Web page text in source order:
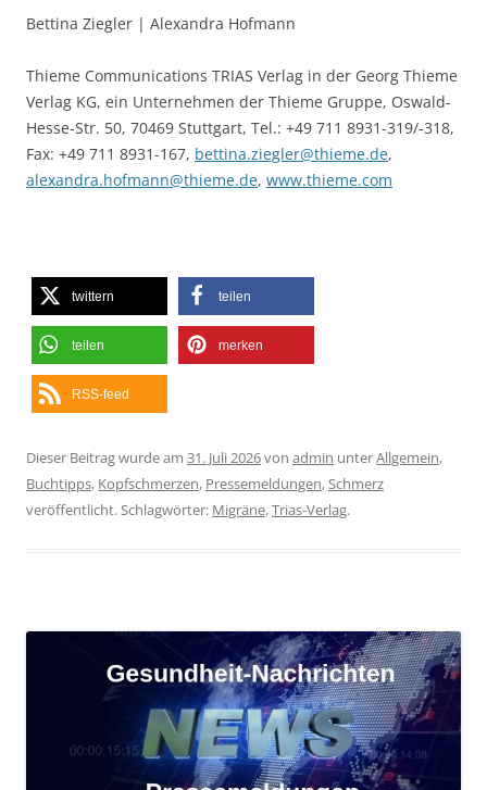
Bettina Ziegler | Alexandra Hofmann
Thieme Communications TRIAS Verlag in der Georg Thieme
Verlag KG, ein Unternehmen der Thieme Gruppe, Oswald-
Hesse-Str. 50, 70469 Stuttgart, Tel.: +49 711 8931-319/-318,
Fax: +49 711 8931-167, bettina.ziegler@thieme.de,
alexandra.hofmann@thieme.de, www.thieme.com
twittern teilen
teilen merken
RSS-feed
Dieser Beitrag wurde am 31. Juli 2026von admin unterAllgemein,
Buchtipps, Kopfschmerzen, Pressemeldungen,Schmerz
veröffentlicht. Schlagwörter: Migräne,Trias-Verlag.